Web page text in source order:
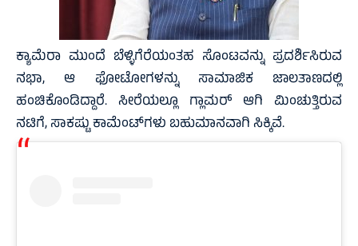
ಕ್ಯಾಮೆರಾ ಮುಂದೆ ಬೆಳ್ಳಿಗೆರೆಯಂತಹ ಸೊಂಟವನ್ನು ಪ್ರದರ್ಶಿಸಿರುವ
ನಭಾ, ಆ ಫೋಟೋಗಳನ್ನು ಸಾಮಾಜಿಕ ಜಾಲತಾಣದಲ್ಲಿ
ಹಂಚಿಕೊಂಡಿದ್ದಾರೆ. ಸೀರೆಯಲ್ಲೂ ಗ್ಲಾಮರ್‌ ಆಗಿ ಮಿಂಚುತ್ತಿರುವ
ನಟಿಗೆ, ಸಾಕಷ್ಟು ಕಾಮೆಂಟ್‌ಗಳು ಬಹುಮಾನವಾಗಿ ಸಿಕ್ಕಿವೆ.